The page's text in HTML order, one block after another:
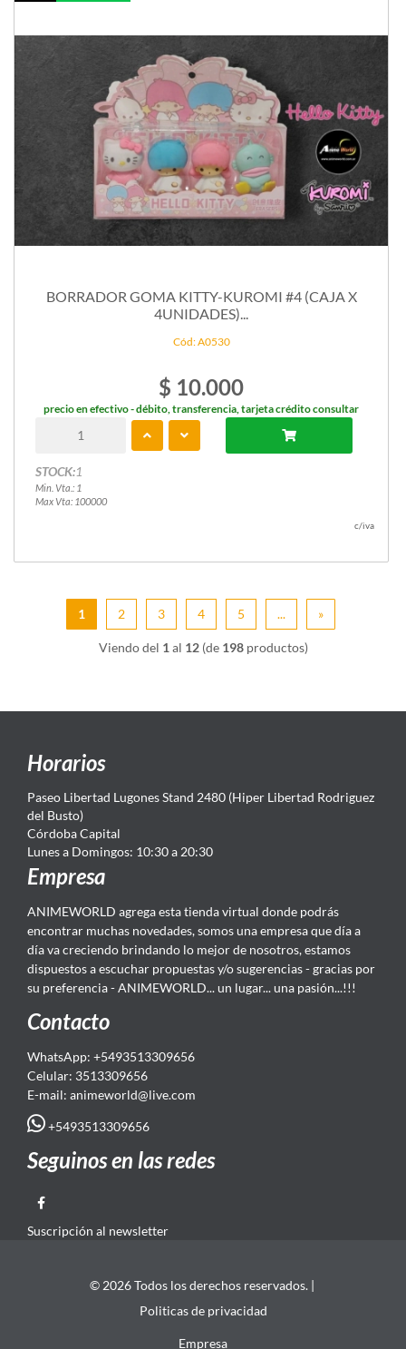
BORRADOR GOMA KITTY-KUROMI #4 (CAJA X
4UNIDADES)...
Cód: A0530
$ 10.000
precio en efectivo - débito, transferencia, tarjeta crédito consultar
STOCK:1
Min. Vta.: 1
Max Vta: 100000
c/iva
1 2 3 4 5 ... »
Viendo del 1 al 12(de 198productos)
Horarios
Paseo Libertad Lugones Stand 2480 (Hiper Libertad Rodriguez
del Busto)
Córdoba Capital
Lunes a Domingos: 10:30 a 20:30
Empresa
ANIMEWORLD agrega esta tienda virtual donde podrás
encontrar muchas novedades, somos una empresa que día a
día va creciendo brindando lo mejor de nosotros, estamos
dispuestos a escuchar propuestas y/o sugerencias - gracias por
su preferencia - ANIMEWORLD... un lugar... una pasión...!!!
Contacto
WhatsApp: +5493513309656
Celular: 3513309656
E-mail: animeworld@live.com
+5493513309656
Seguinos en las redes
Suscripción al newsletter
© 2026 Todos los derechos reservados. |
Politicas de privacidad
Empresa